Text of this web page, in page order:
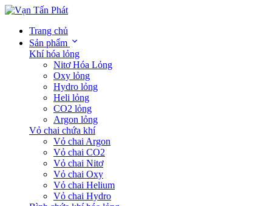
Trang chủ
Sản phẩm
Khí hóa lỏng
Nitơ Hóa Lỏng
Oxy lỏng
Hydro lỏng
Heli lỏng
CO2 lỏng
Argon lỏng
Vỏ chai chứa khí
Vỏ chai Argon
Vỏ chai CO2
Vỏ chai Nitơ
Vỏ chai Oxy
Vỏ chai Helium
Vỏ chai Hydro